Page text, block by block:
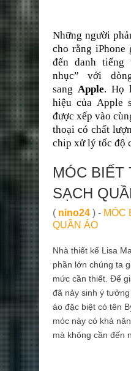
Những người
cho rằng iPhone
đến danh
nhục” với
sang Apple. Họ
hiệu của Apple
được xếp vào
thoại có chất
chip xử lý tốc độ
MÓC BIẾT
SẠCH
( nino24 ) - MÓC
QUẦN ÁO
Nhà thiết kế Lisa
phần lớn chúng ta
mức cần thiết. Để
đã nảy sinh ý
áo đặc biệt có tên
móc này có khả
mà không cần đến